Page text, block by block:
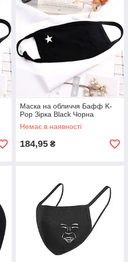
Маска на обличчя Бафф K-
Pop Зірка Black Чорна
Немає в наявності
184,95 ₴